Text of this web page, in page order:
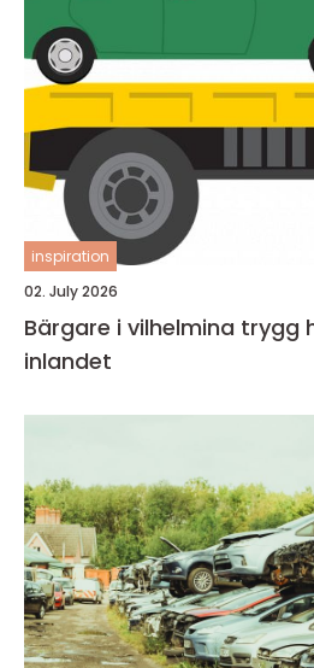
inspiration
02. July 2026
Bärgare i vilhelmina trygg hjälp på vägarna i
inlandet